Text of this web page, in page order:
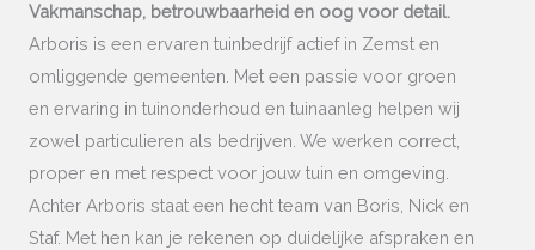
Vakmanschap, betrouwbaarheid en oog voor detail.
Arboris is een ervaren tuinbedrijf actief in Zemst en
omliggende gemeenten. Met een passie voor groen
en ervaring in tuinonderhoud en tuinaanleg helpen wij
zowel particulieren als bedrijven. We werken correct,
proper en met respect voor jouw tuin en omgeving.
Achter Arboris staat een hecht team van Boris, Nick en
Staf. Met hen kan je rekenen op duidelijke afspraken en